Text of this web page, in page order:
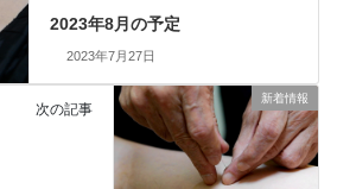
2023年8月の予定
2023年7月27日
新着情報
次の記事